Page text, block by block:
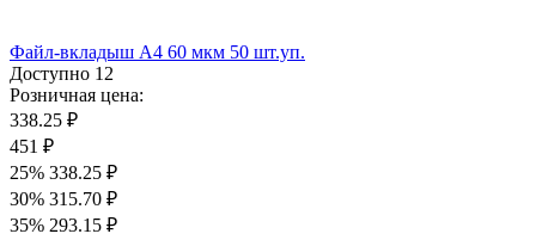
Файл-вкладыш А4 60 мкм 50 шт.уп.
Доступно 12
Розничная цена:
338.25 ₽
451 ₽
25% 338.25 ₽
30% 315.70 ₽
35% 293.15 ₽